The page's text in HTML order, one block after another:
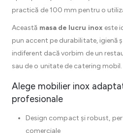
practică de 100 mm pentru o
Această masa de lucru inox este
pun accent pe durabilitate, igienă
indiferent dacă vorbim de un
sau de o unitate de catering mobil.
Alege mobilier inox
profesionale
Design compact și robust,
comerciale